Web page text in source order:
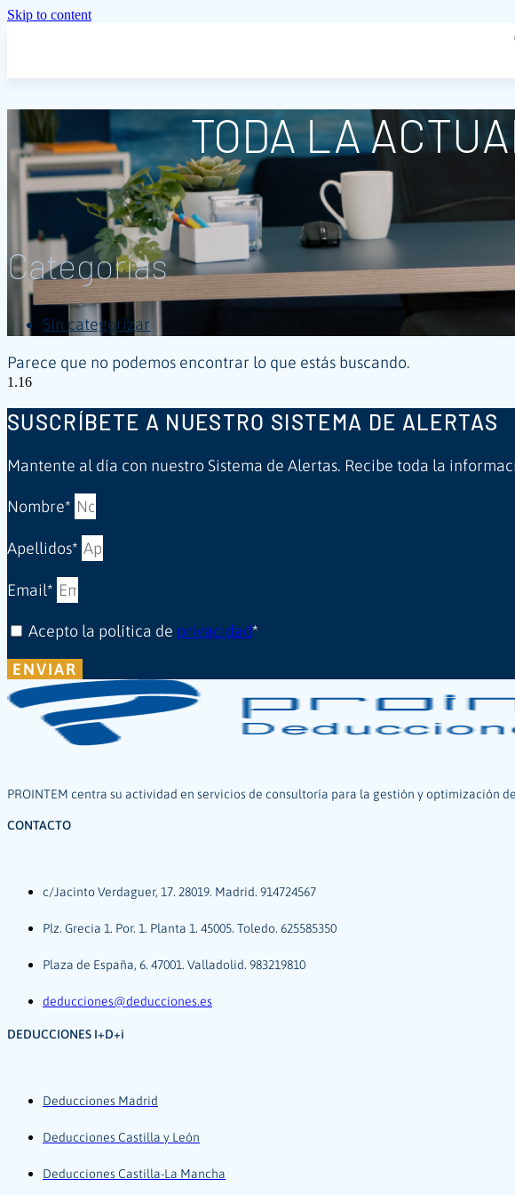
Skip to content
TODA LA
Categorías
Sin categorizar
Parece que no podemos encontrar lo que estás buscando.
SUSCRÍBETE A NUESTRO SISTEMA DE ALERTAS
Mantente al día con nuestro Sistema de Alertas. Recibe toda la
Nombre*
Apellidos*
Email*
Acepto la política de privacidad*
ENVIAR
PROINTEM centra su actividad en servicios de consultoría para la gestión y optimización
CONTACTO
c/Jacinto Verdaguer, 17. 28019. Madrid. 914724567
Plz. Grecia 1. Por. 1. Planta 1. 45005. Toledo. 625585350
Plaza de España, 6. 47001. Valladolid. 983219810
deducciones@deducciones.es
DEDUCCIONES I+D+i
Deducciones Madrid
Deducciones Castilla y León
Deducciones Castilla-La Mancha